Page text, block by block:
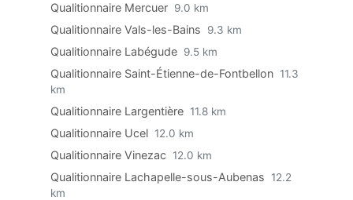
Qualitionnaire Mercuer 9.0 km
Qualitionnaire Vals-les-Bains 9.3 km
Qualitionnaire Labégude 9.5 km
Qualitionnaire Saint-Étienne-de-Fontbellon 11.3
km
Qualitionnaire Largentière 11.8 km
Qualitionnaire Ucel 12.0 km
Qualitionnaire Vinezac 12.0 km
Qualitionnaire Lachapelle-sous-Aubenas
12.2
km